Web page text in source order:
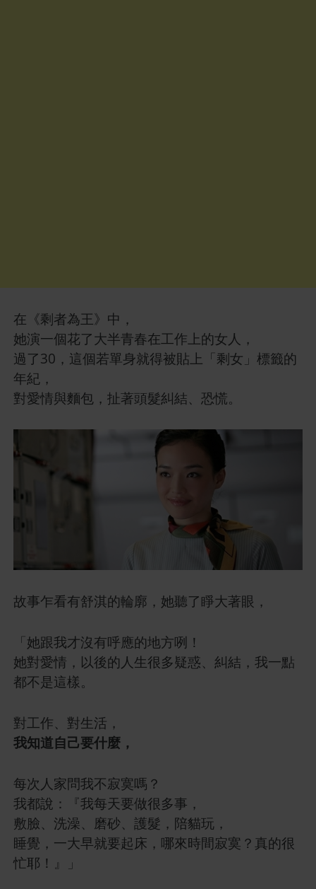
在《剩者為王》中，
她演一個花了大半青春在工作上的女人，
過了30，這個若單身就得被貼上「剩女」標籤的
年紀，
對愛情與麵包，扯著頭髮糾結、恐慌。
故事乍看有舒淇的輪廓，她聽了睜大著眼，
「她跟我才沒有呼應的地方咧！
她對愛情，以後的人生很多疑惑、糾結，我一點
都不是這樣。
對工作、對生活，
我知道自己要什麼，
每次人家問我不寂寞嗎？
我都說：『我每天要做很多事，
敷臉、洗澡、磨砂、護髮，陪貓玩，
睡覺，一大早就要起床，哪來時間寂寞？真的很
忙耶！』」